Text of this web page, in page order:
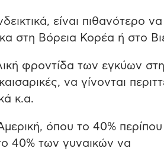
είναι πιθανότερο να
στη Βόρεια Κορέα ή στο
φροντίδα των εγκύων στη
να γίνονται
κ.α.
όπου το 40% περίπου
40% των γυναικών να